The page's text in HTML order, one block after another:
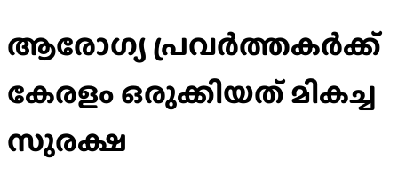
ആരോഗ്യ പ്രവർത്തകർക്ക്
കേരളം ഒരുക്കിയത് മികച്ച
സുരക്ഷ